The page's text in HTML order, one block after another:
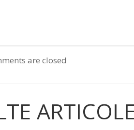
navigation
are closed